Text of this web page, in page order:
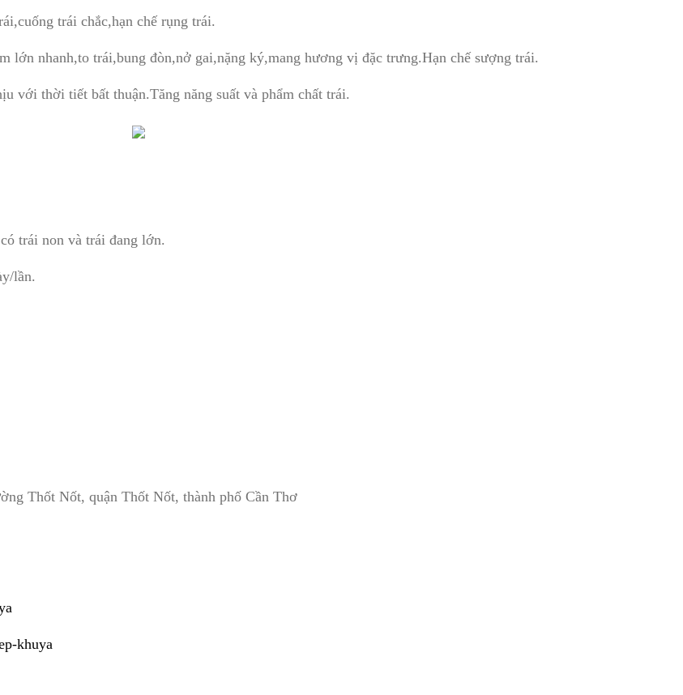
trái chắc,hạn chế rụng trái.
nhanh,to trái,bung đòn,nở gai,nặng ký,mang hương vị đặc trưng.Hạn chế sượng trái.
với thời tiết bất thuận.Tăng năng suất và phẩm chất trái.
trái non và trái đang lớn.
lần.
Thốt Nốt, quận Thốt Nốt, thành phố Cần Thơ
khuya